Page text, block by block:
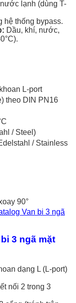
lạnh (dùng T-
hệ thống bypass.
Dầu, khí, nước,
L-port
theo DIN PN16
/ Steel)
/ Stainless
90°
Van bi 3 ngã
3 ngã mặt
dạng L (L-port)
nối 2 trong 3